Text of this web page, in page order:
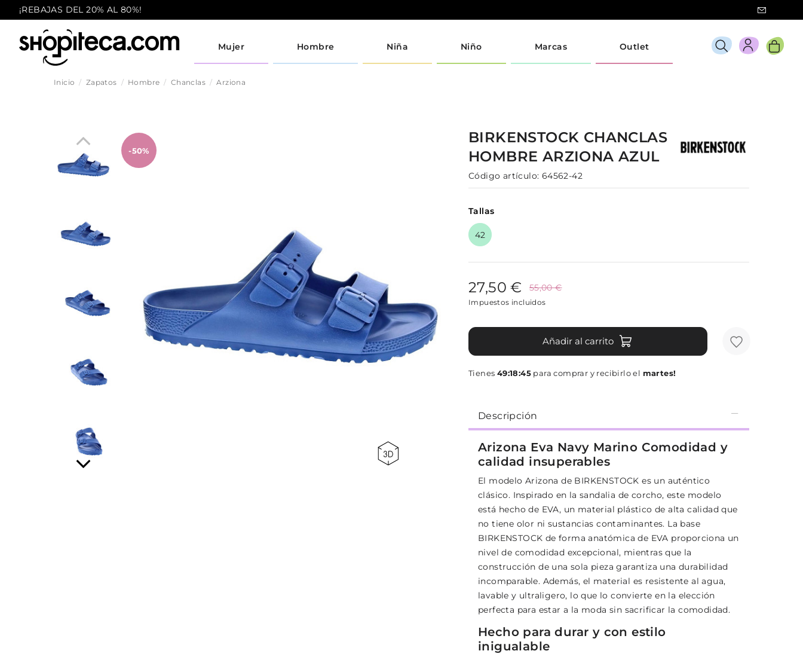
¡REBAJAS DEL 20% AL 80%!
Mujer Hombre Niña Niño Marcas Outlet
Inicio Zapatos Hombre Chanclas Arziona
-50%
BIRKENSTOCK CHANCLAS
HOMBRE ARZIONA AZUL
Código artículo: 64562-42
Tallas
42
27,50 € 55,00 €
Impuestos incluidos
Añadir al carrito
Tienes 49:18:44 para comprar y recibirlo el martes!
Descripción
Arizona Eva Navy Marino Comodidad y
calidad insuperables
El modelo Arizona de BIRKENSTOCK es un auténtico
clásico. Inspirado en la sandalia de corcho, este modelo
está hecho de EVA, un material plástico de alta calidad que
no tiene olor ni sustancias contaminantes. La base
BIRKENSTOCK de forma anatómica de EVA proporciona un
nivel de comodidad excepcional, mientras que la
construcción de una sola pieza garantiza una durabilidad
incomparable. Además, el material es resistente al agua,
lavable y ultraligero, lo que lo convierte en la elección
perfecta para estar a la moda sin sacrificar la comodidad.
Hecho para durar y con estilo
inigualable